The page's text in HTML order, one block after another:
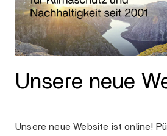
Unsere neue
Unsere neue Website ist online!